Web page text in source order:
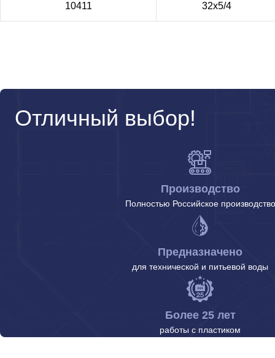
10411 32х5/4
Отличный выбор!
Производство
Полностью Российское производство
Предназначено
для технической и питьевой воды
Более 25 лет
работы с пластиком